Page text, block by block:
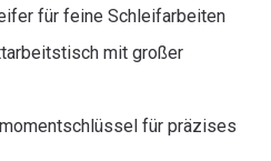
für feine Schleifarbeiten
mit großer
für präzises